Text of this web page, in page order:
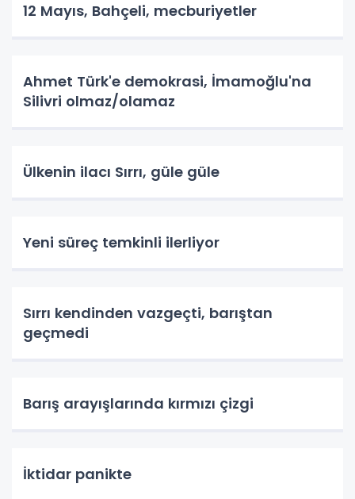
12 Mayıs, Bahçeli, mecburiyetler
Ahmet Türk'e demokrasi, İmamoğlu'na
Silivri olmaz/olamaz
Ülkenin ilacı Sırrı, güle güle
Yeni süreç temkinli ilerliyor
Sırrı kendinden vazgeçti, barıştan
geçmedi
Barış arayışlarında kırmızı çizgi
İktidar panikte